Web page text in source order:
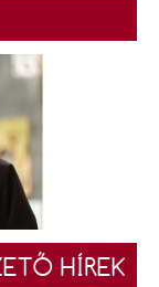
HÍREK